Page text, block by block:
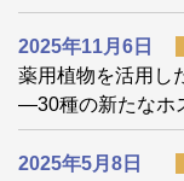
2025年11月6日
薬用植物を活用し
―30種の新たなホ
2025年5月8日